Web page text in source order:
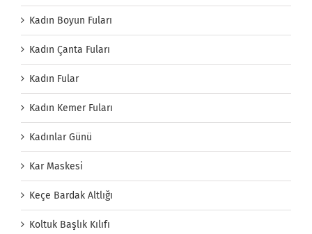
Kadın Boyun Fuları
Kadın Çanta Fuları
Kadın Fular
Kadın Kemer Fuları
Kadınlar Günü
Kar Maskesi
Keçe Bardak Altlığı
Koltuk Başlık Kılıfı